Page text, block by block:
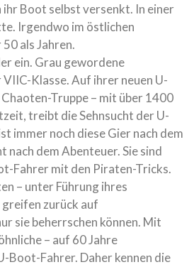
Boot selbst versenkt. In einer
Irgendwo im östlichen
als Jahren.
ein. Grau gewordene
Klasse. Auf ihrer neuen U-
Truppe – mit über 1400
treibt die Sehnsucht der U-
immer noch diese Gier nach dem
nach dem Abenteuer. Sie sind
Fahrer mit den Piraten-Tricks.
– unter Führung ihres
zurück auf
sie beherrschen können. Mit
– auf 60 Jahre
Boot-Fahrer. Daher kennen die